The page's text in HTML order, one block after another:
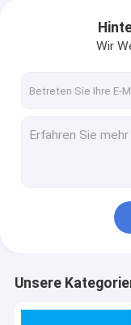
Bleichmittel
Phosphor und
Wir
Unsere